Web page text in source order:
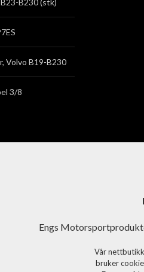
B230 (stk)
Volvo B19-B230
3/8
Engs
Vår
bruker